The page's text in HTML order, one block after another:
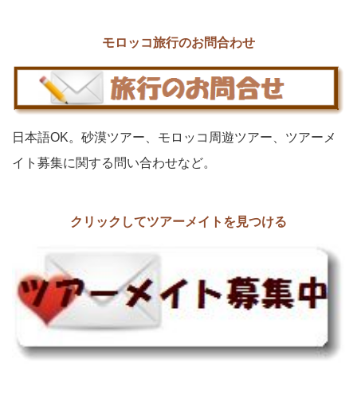
モロッコ旅行のお問合わせ
日本語OK。砂漠ツアー、モロッコ周遊ツアー、ツアーメ
イト募集に関する問い合わせなど。
クリックしてツアーメイトを見つける